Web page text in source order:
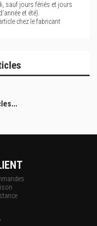
sauf jours fériés et jours
et été).
chez le fabricant